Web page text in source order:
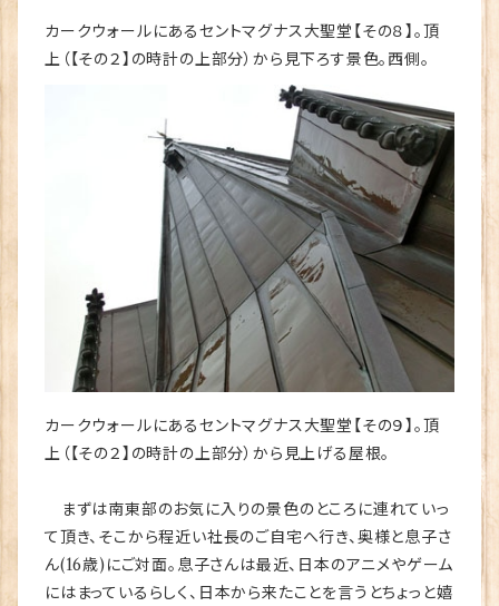
カークウォールにあるセントマグナス大聖堂【その８】。頂
上（【その２】の時計の上部分）から見下ろす景色。西側。
カークウォールにあるセントマグナス大聖堂【その９】。頂
上（【その２】の時計の上部分）から見上げる屋根。
まずは南東部のお気に入りの景色のところに連れていっ
て頂き、そこから程近い社長のご自宅へ行き、奥様と息子さ
ん(16歳)にご対面。息子さんは最近、日本のアニメやゲーム
にはまっているらしく、日本から来たことを言うとちょっと嬉